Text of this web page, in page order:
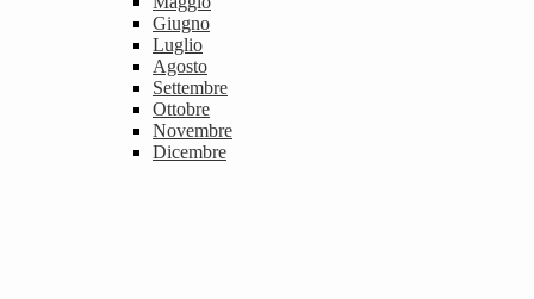
Giugno
Luglio
Agosto
Settembre
Ottobre
Novembre
Dicembre